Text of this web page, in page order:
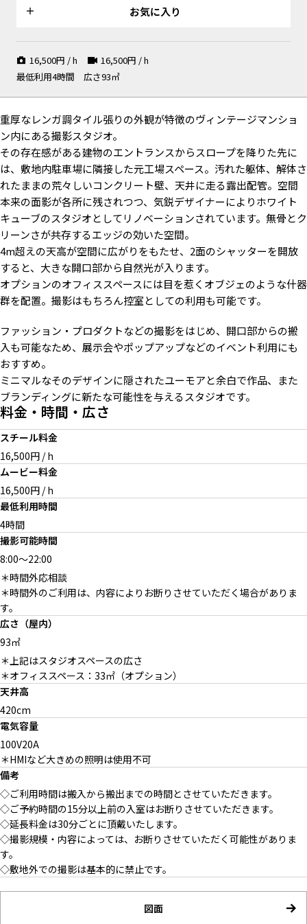
カーテンとローソファ
近未来的な雰囲気も
ュートラルな内装
イベントにも
影スタジオ
グレーのカーテン内はメイク・
フィッティングスペース
撮影背景としても使用可能なグ
レーカーテン
開口部はシャッターを閉めるこ
とで完全遮光可能
味のあるコンクリートの躯体・
柱を背景に
夜の撮影も対応可能 / 地下にあ
り秘密基地のような空間
シャッターを背景に撮影も
ネイビーカラーのタイル床が撮
影のアクセントに
を感じるタイル床
イアウト可能
開口部の奥にはオフィススペー
スへと繋がる白い扉が
お気に入り
16,500円 / h 16,500円 / h
最低利用4時間
広さ93㎡
重厚なレンガ調タイル張りの外観が特徴のヴィンテージマンショ
ン内にある撮影スタジオ。
その存在感がある建物のエントランスからスロープを降りた先に
は、敷地内駐車場に隣接した元工場スペース。汚れた躯体、解体さ
れたままの荒々しいコンクリート壁、天井に走る露出配管。空間
本来の面影が各所に残されつつ、気鋭デザイナーによりホワイト
キューブのスタジオとしてリノベーションされています。無骨とク
リーンさが共存するエッジの効いた空間。
4m超えの天高が空間に広がりをもたせ、2面のシャッターを開放
すると、大きな開口部から自然光が入ります。
オプションのオフィススペースには目を惹くオブジェのような什器
群を配置。撮影はもちろん控室としての利用も可能です。
ファッション・プロダクトなどの撮影をはじめ、開口部からの搬
入も可能なため、展示会やポップアップなどのイベント利用にも
おすすめ。
ミニマルなそのデザインに隠されたユーモアと余白で作品、また
ブランディングに新たな可能性を与えるスタジオです。
料金・時間・広さ
スチール料金
16,500円 / h
ムービー料金
16,500円 / h
最低利用時間
4時間
撮影可能時間
8:00～22:00
＊時間外応相談
＊時間外のご利用は、内容によりお断りさせていただく場合がありま
す。
広さ（屋内）
93㎡
＊上記はスタジオスペースの広さ
＊オフィススペース：33㎡（オプション）
天井高
420cm
電気容量
100V20A
＊HMIなど大きめの照明は使用不可
備考
◇ご利用時間は搬入から搬出までの時間とさせていただきます。
◇ご予約時間の15分以上前の入室はお断りさせていただきます。
◇延長料金は30分ごとに頂戴いたします。
◇撮影規模・内容によっては、お断りさせていただく可能性がありま
す。
◇敷地外での撮影は基本的に禁止です。
図面